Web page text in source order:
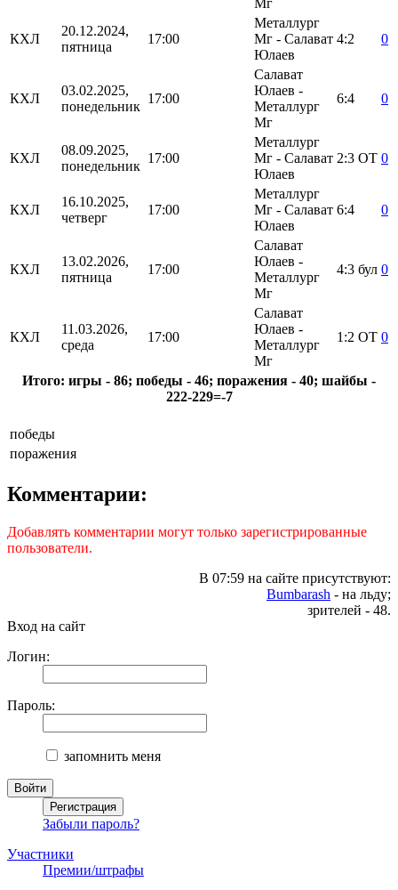
Мг
КХЛ
20.12.2024,
пятница
17:00
Металлург
Мг - Салават
Юлаев
4:2 0
КХЛ
03.02.2025,
понедельник
17:00
Салават
Юлаев -
Металлург
Мг
6:4 0
КХЛ
08.09.2025,
понедельник
17:00
Металлург
Мг - Салават
Юлаев
2:3 ОТ 0
КХЛ
16.10.2025,
четверг
17:00
Металлург
Мг - Салават
Юлаев
6:4 0
КХЛ
13.02.2026,
пятница
17:00
Салават
Юлаев -
Металлург
Мг
4:3 бул 0
КХЛ
11.03.2026,
среда
17:00
Салават
Юлаев -
Металлург
Мг
1:2 ОТ 0
Итого: игры - 86; победы - 46; поражения - 40; шайбы -
222-229=-7
победы
поражения
Комментарии:
Добавлять комментарии могут только зарегистрированные
пользователи.
В 07:59 на сайте присутствуют:
Bumbarash - на льду;
зрителей - 48.
Вход на сайт
Логин:
Пароль:
запомнить меня
Забыли пароль?
Участники
Премии/штрафы